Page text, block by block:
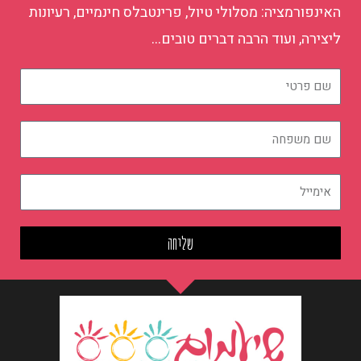
האינפורמציה: מסלולי טיול, פרינטבלס חינמיים, רעיונות
ליצירה, ועוד הרבה דברים טובים…
שם
פרטי
שם
אימייל
שליחה